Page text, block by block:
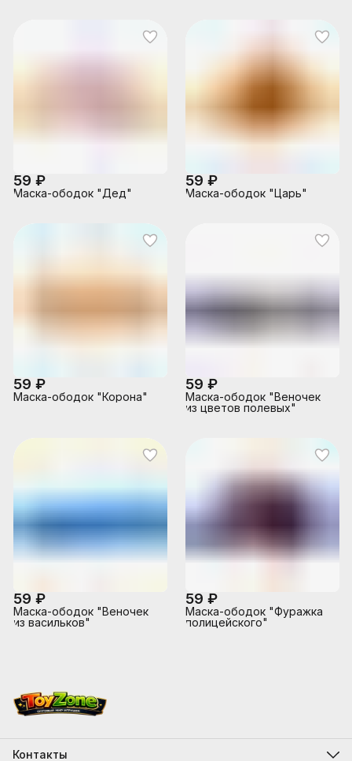
59 ₽
Маска-ободок "Дед"
59 ₽
Маска-ободок "Царь"
59 ₽
Маска-ободок "Корона"
59 ₽
Маска-ободок "Веночек
из цветов полевых"
59 ₽
Маска-ободок "Веночек
из васильков"
59 ₽
Маска-ободок "Фуражка
полицейского"
Контакты